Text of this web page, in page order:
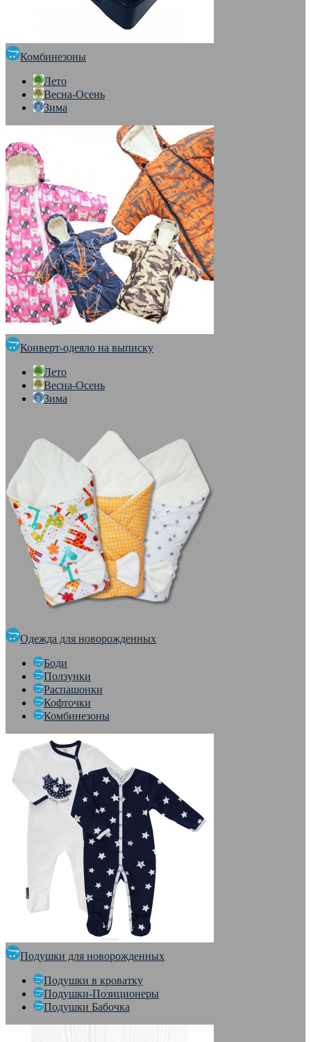
Комбинезоны
Лето
Весна-Осень
Зима
Конверт-одеяло на выписку
Лето
Весна-Осень
Зима
Одежда для новорожденных
Боди
Ползунки
Распашонки
Кофточки
Комбинезоны
Подушки для новорожденных
Подушки в кроватку
Подушки-Позиционеры
Подушки Бабочка